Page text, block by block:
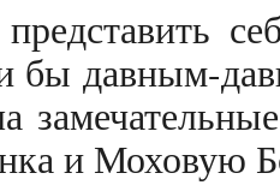
бы давным-
и Моховую